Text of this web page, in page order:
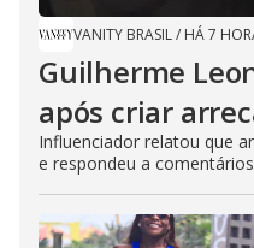
VANITY BRASIL/ HÁ 7
Guilherme
após criar
Influenciador relatou que
e respondeu a